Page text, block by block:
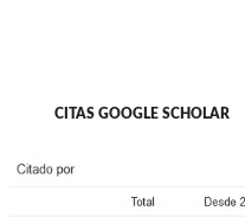
CITAS GOOGLE SCHOLAR